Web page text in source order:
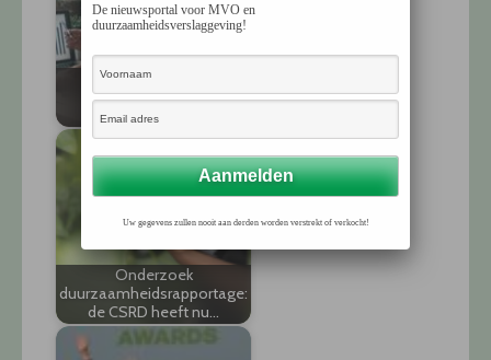
CSRD Best Practices
Rapport 2025 geeft
inspiratie
Onderzoek
duurzaamheidsrapportage:
de CSRD heeft nu…
De nieuwsportal voor MVO en
duurzaamheidsverslaggeving!
Uw gegevens zullen nooit aan derden worden verstrekt of verkocht!